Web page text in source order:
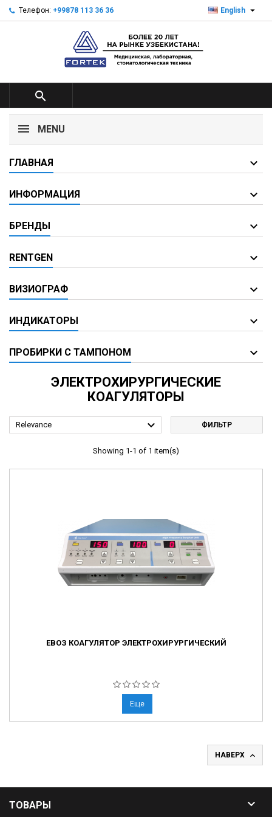
Телефон: +99878 113 36 36 English 

MENU
ГЛАВНАЯ
ИНФОРМАЦИЯ
БРЕНДЫ
RENTGEN
ВИЗИОГРАФ
ИНДИКАТОРЫ
ПРОБИРКИ С ТАМПОНОМ
ЭЛЕКТРОХИРУРГИЧЕСКИЕ
КОАГУЛЯТОРЫ
Relevance  ФИЛЬТР
Showing 1-1 of 1 item(s)
ЕВОЗ КОАГУЛЯТОР ЭЛЕКТРОХИРУРГИЧЕСКИЙ
Еще
НАВЕРХ 
ТОВАРЫ 